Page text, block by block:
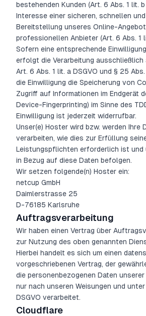
bestehenden Kunden (Art. 6 Abs. 1 lit. b
Interesse einer sicheren, schnellen
Bereitstellung unseres Online-
professionellen Anbieter (Art. 6 Abs. 1
Sofern eine entsprechende
erfolgt die Verarbeitung ausschließlich
Art. 6 Abs. 1 lit. a DSGVO und § 25
die Einwilligung die Speicherung von
Zugriff auf Informationen im Endgerät
Device-Fingerprinting) im Sinne des
Einwilligung ist jederzeit widerrufbar.
Unser(e) Hoster wird bzw. werden Ihre
verarbeiten, wie dies zur Erfüllung
Leistungspflichten erforderlich ist und
in Bezug auf diese Daten befolgen.
Wir setzen folgende(n) Hoster ein:
netcup GmbH
Daimlerstrasse 25
D-76185 Karlsruhe
Auftragsverarbeitung
Wir haben einen Vertrag über
zur Nutzung des oben genannten
Hierbei handelt es sich um einen
vorgeschriebenen Vertrag, der
die personenbezogenen Daten
nur nach unseren Weisungen und
DSGVO verarbeitet.
Cloudflare